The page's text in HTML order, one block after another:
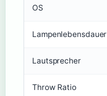
OS
Lampenlebensdauer
Lautsprecher
Throw Ratio